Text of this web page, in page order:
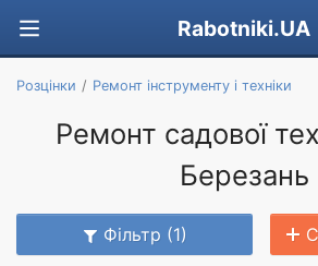
Rabotniki.UA
Розцінки Ремонт інструменту і техніки
Ремонт садової
Березань
Фільтр (1)